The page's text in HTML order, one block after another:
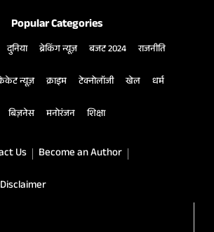
Popular Categories
दुनिया ब्रेकिंग न्यूज़ बजट 2024 राजनीति
न्यूज़ क्राइम टेक्नोलॉजी खेल धर्म
बिज़नेस मनोरंजन शिक्षा
Us
Become an Author
Disclaimer